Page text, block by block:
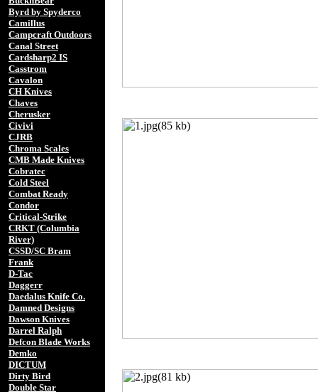
Byrd by Spyderco
Camillus
Campcraft Outdoors
Canal Street
Cardsharp2 IS
Casstrom
Cavalon
CH Knives
Chaves
Cherusker
Civivi
CJRB
Chroma Scales
CMB Made Knives
Cobratec
Cold Steel
Combat Ready
Condor
Critical-Strike
CRKT (Columbia
River)
CSSD/SC Bram
Frank
D-Tac
Daggerr
Daedalus Knife Co.
Damned Designs
Dawson Knives
Darrel Ralph
Defcon Blade Works
Demko
DICTUM
Dirty Bird
Double Star